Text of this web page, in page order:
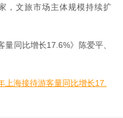
，文旅市场主体规模持续扩
量同比增长17.6%》陈爱平、
上海接待游客量同比增长17.